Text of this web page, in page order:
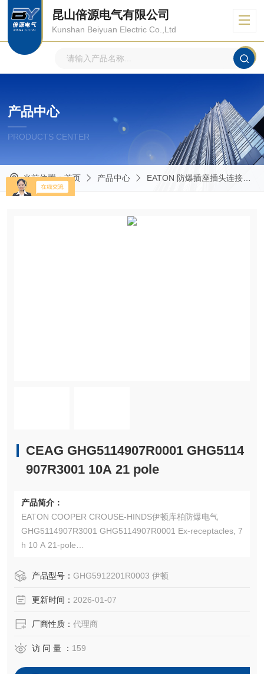
昆山倍源电气有限公司
Kunshan Beiyuan Electric Co.,Ltd
产品中心
PRODUCTS CENTER
当前位置：首页 产品中心 EATON 防爆插座插头连接器
CEAG GHG5114907R0001 GHG5114
907R3001 10A 21 pole
产品简介：
EATON COOPER CROUSE-HINDS伊顿库柏防爆电气
GHG5114907R3001 GHG5114907R0001 Ex-receptacles, 7
h 10 A 21-pole
ATEX:PTB 00 ATEX 1109 II 2 G Ex e II T6
产品型号： GHG5912201R0003 伊顿
更新时间： 2026-01-07
厂商性质： 代理商
访 问 量 ： 159